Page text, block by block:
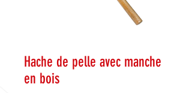
Hache de pelle avec manche
en bois